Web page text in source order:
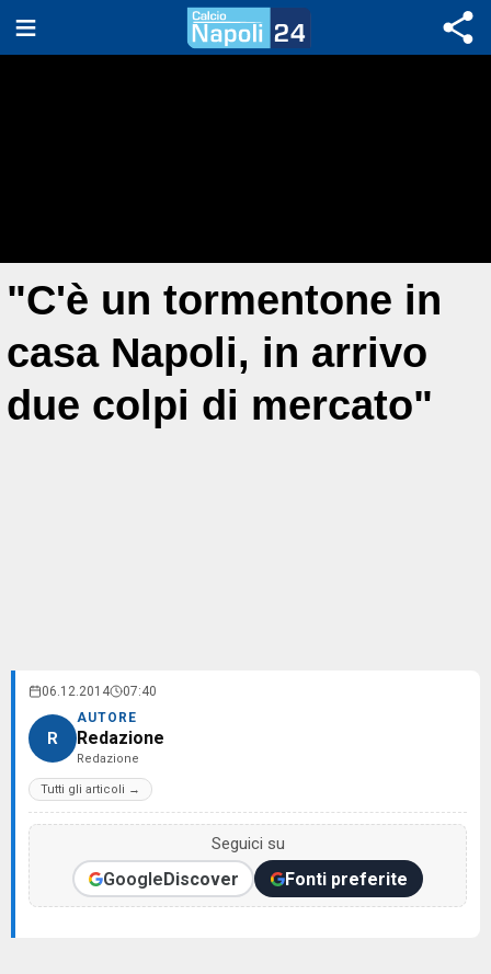
"C'è un tormentone in
casa Napoli, in arrivo
due colpi di mercato"
06.12.2014 07:40
R
AUTORE
Redazione
Redazione
Tutti gli articoli →
Seguici su
GoogleDiscover Fonti preferite